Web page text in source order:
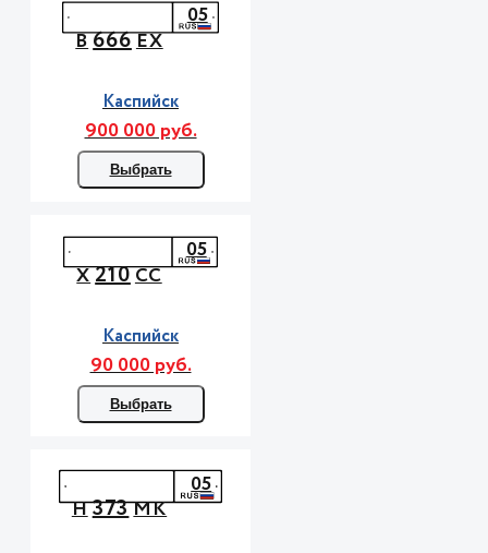
В666ЕХ
05
Каспийск
900 000 руб.
Выбрать
Х210СС
05
Каспийск
90 000 руб.
Выбрать
Н373МК
05